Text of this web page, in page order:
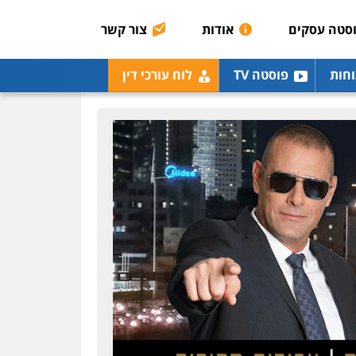
עסקים אודות צור קשר
פוסטה TV לוח עורכי דין
0504456555
גיל דביר – משרד עורכי
דין
פלילי פשיעה כלכלית
0506217771
עו"ד יאיר בן סימון
פלילי תעבורה אזרחי
נזיקין ביטוח
0505719060
חנא בולוס – משרד עורכי
דין
פלילי פשיעה חמורה
צווארון לבן נזיקין
0546661544